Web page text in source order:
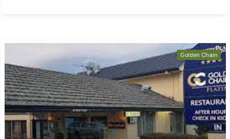
Golden Chain